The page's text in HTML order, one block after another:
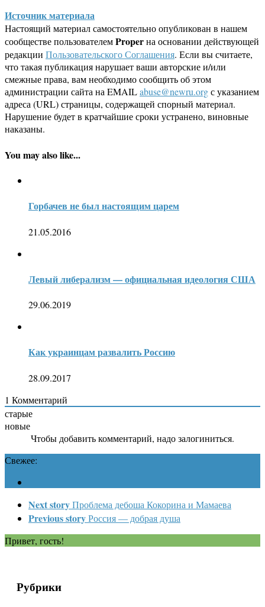
Источник материала
Настоящий материал самостоятельно опубликован в нашем
сообществе пользователемProperна основании действующей
редакции Пользовательского Соглашения. Если вы считаете,
что такая публикация нарушает ваши авторские и/или
смежные права, вам необходимо сообщить об этом
администрации сайта на EMAILabuse@newru.orgс указанием
адреса (URL) страницы, содержащей спорный материал.
Нарушение будет в кратчайшие сроки устранено, виновные
наказаны.
You may also like...
Горбачев не был настоящим царем
21.05.2016
Левый либерализм — официальная идеология США
29.06.2019
Как украинцам развалить Россию
28.09.2017
1 Комментарий
старые
новые
Чтобы добавить комментарий, надо залогиниться.
Свежее:
Next storyПроблема дебоша Кокорина и Мамаева
Previous storyРоссия — добрая душа
Привет, гость!
Рубрики